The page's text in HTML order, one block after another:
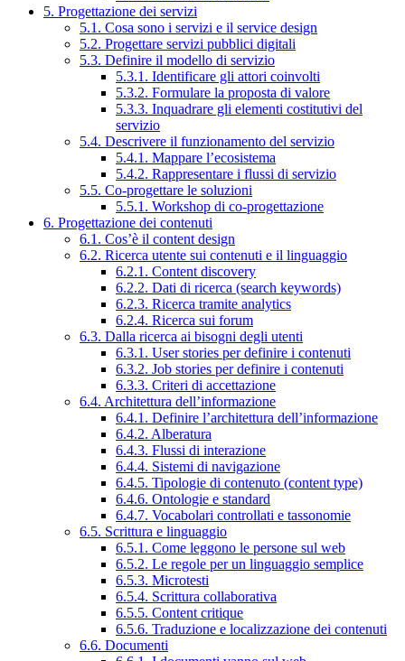
5. Progettazione dei servizi
5.1. Cosa sono i servizi e il service design
5.2. Progettare servizi pubblici digitali
5.3. Definire il modello di servizio
5.3.1. Identificare gli attori coinvolti
5.3.2. Formulare la proposta di valore
5.3.3. Inquadrare gli elementi costitutivi del
servizio
5.4. Descrivere il funzionamento del servizio
5.4.1. Mappare l’ecosistema
5.4.2. Rappresentare i flussi di servizio
5.5. Co-progettare le soluzioni
5.5.1. Workshop di co-progettazione
6. Progettazione dei contenuti
6.1. Cos’è il content design
6.2. Ricerca utente sui contenuti e il linguaggio
6.2.1. Content discovery
6.2.2. Dati di ricerca (search keywords)
6.2.3. Ricerca tramite analytics
6.2.4. Ricerca sui forum
6.3. Dalla ricerca ai bisogni degli utenti
6.3.1. User stories per definire i contenuti
6.3.2. Job stories per definire i contenuti
6.3.3. Criteri di accettazione
6.4. Architettura dell’informazione
6.4.1. Definire l’architettura dell’informazione
6.4.2. Alberatura
6.4.3. Flussi di interazione
6.4.4. Sistemi di navigazione
6.4.5. Tipologie di contenuto (content type)
6.4.6. Ontologie e standard
6.4.7. Vocabolari controllati e tassonomie
6.5. Scrittura e linguaggio
6.5.1. Come leggono le persone sul web
6.5.2. Le regole per un linguaggio semplice
6.5.3. Microtesti
6.5.4. Scrittura collaborativa
6.5.5. Content critique
6.5.6. Traduzione e localizzazione dei contenuti
6.6. Documenti